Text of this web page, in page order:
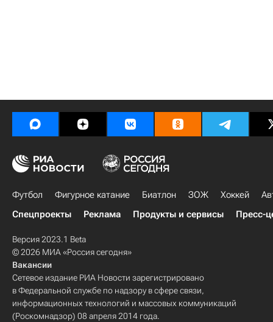
Футбол Фигурное катание Биатлон ЗОЖ Хоккей
Спецпроекты
Реклама Продукты и сервисы Пресс-
Версия 2023.1 Beta
© 2026 МИА «Россия сегодня»
Вакансии
Сетевое издание РИА Новости зарегистрировано
в Федеральной службе по надзору в сфере связи,
информационных технологий и массовых коммуникаций
(Роскомнадзор) 08 апреля 2014 года.